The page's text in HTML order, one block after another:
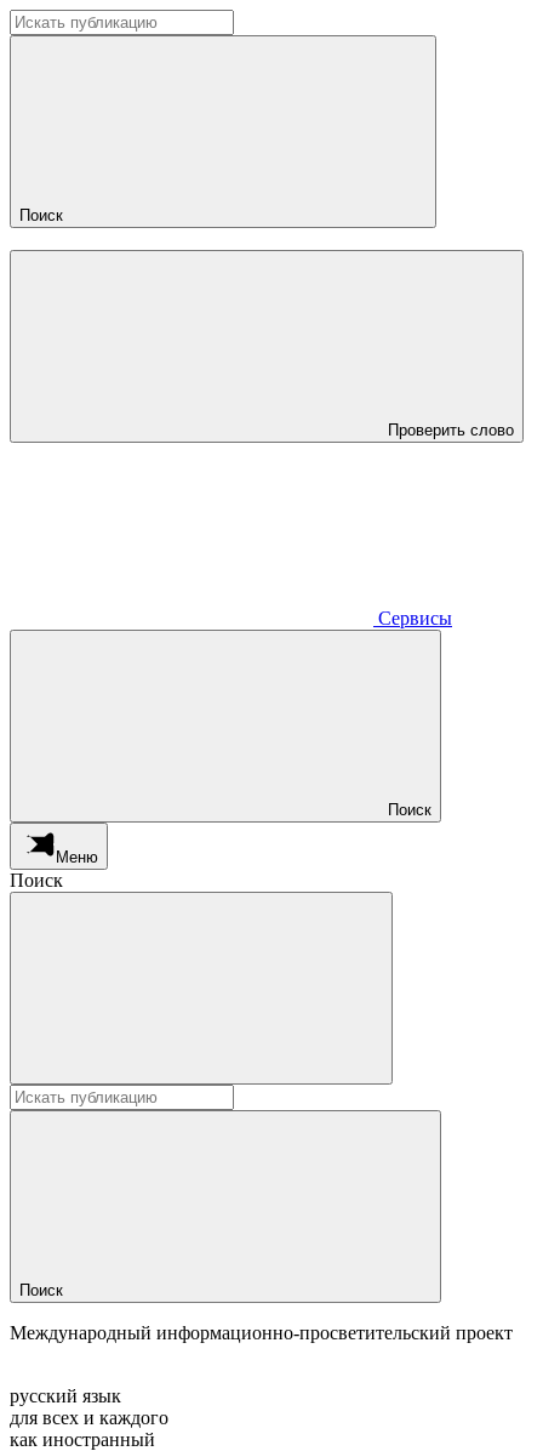
Поиск
Проверить слово
Сервисы
Поиск
Меню
Поиск
Поиск
Международный информационно-просветительский проект
русский язык
для всех и каждого
как иностранный